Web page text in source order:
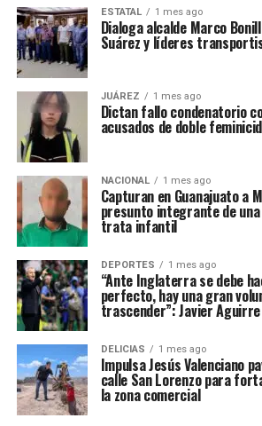
ESTATAL 1 mes ago
Dialoga alcalde Marco
Suárez y líderes
JUÁREZ 1 mes ago
Dictan fallo condenatorio
acusados de doble
NACIONAL 1 mes ago
Capturan en Guanajuato a
presunto integrante de
trata infantil
DEPORTES 1 mes ago
“Ante Inglaterra se debe
perfecto, hay una gran
trascender”: Javier Aguirre
DELICIAS 1 mes ago
Impulsa Jesús Valenciano
calle San Lorenzo para
la zona comercial